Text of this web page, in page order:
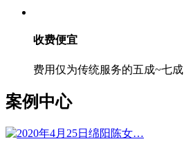
收费便宜
费用仅为传统服务的五成~七成
案例中心